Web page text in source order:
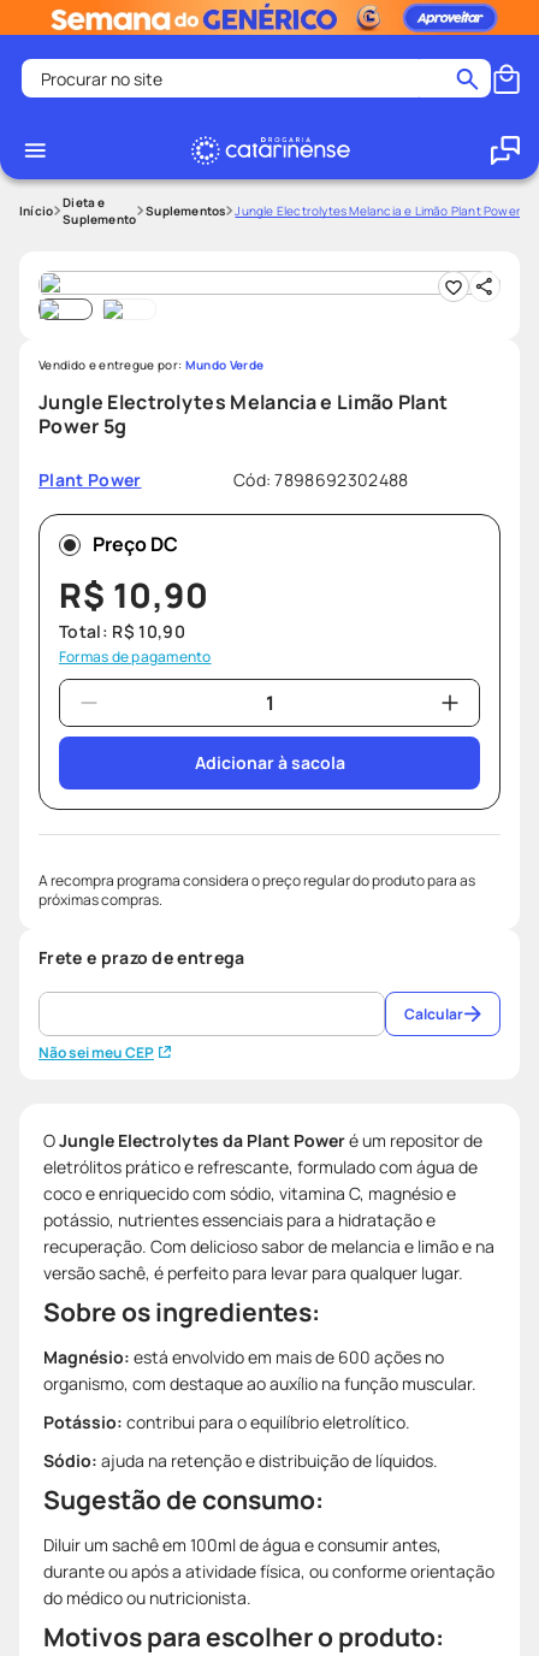
Procurar no site
1
2 º
medley
4º
tadalafila
5º
ozivy
6
lenço umedecido
7º
protetor solar
8º
desodorante
9º
fralda pampers
10º teste gravidez
Dieta e
Suplemento Suplementos Jungle Electrolytes Melancia e Limão Plant Power 5g
Jungle Electrolytes Melancia e Limão Plant
Power 5g
Plant Power Cód:7898692302488
Vendido e entregue por: Mundo Verde
Preço DC
R$ 10,90
Total: R$ 10,90
Formas de pagamento
Adicionar à sacola
A recompra programa considera o preço regular do produto para as
próximas compras.
Frete e prazo de entrega
Não sei meu CEP
Calcular
OJungle Electrolytes da Plant Poweré um repositor de
eletrólitos prático e refrescante, formulado com água de
coco e enriquecido com sódio, vitamina C, magnésio e
potássio, nutrientes essenciais para a hidratação e
recuperação. Com delicioso sabor de melancia e limão e na
versão sachê, é perfeito para levar para qualquer lugar.
Sobre os ingredientes:
Magnésio: está envolvido em mais de 600 ações no
organismo, com destaque ao auxílio na função muscular.
Potássio: contribui para o equilíbrio eletrolítico.
Sódio: ajuda na retenção e distribuição de líquidos.
Sugestão de consumo:
Diluir um sachê em 100ml de água e consumir antes,
durante ou após a atividade física, ou conforme orientação
do médico ou nutricionista.
Motivos para escolher o produto: